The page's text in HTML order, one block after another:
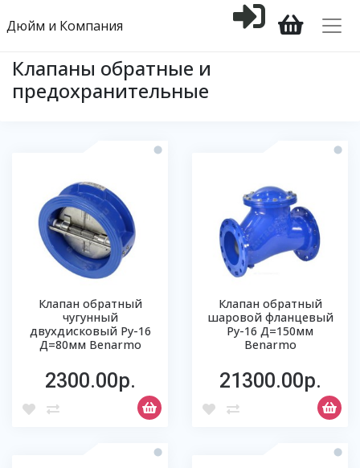
Дюйм и Компания
Клапаны обратные и
предохранительные
Клапан обратный
чугунный
двухдисковый Ру-16
Д=80мм Benarmo
2300.00р.
Клапан обратный
шаровой фланцевый
Ру-16 Д=150мм
Benarmo
21300.00р.